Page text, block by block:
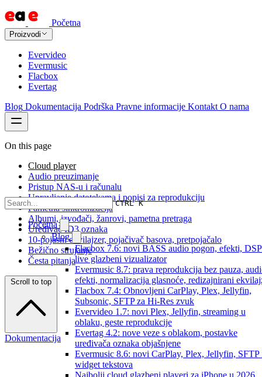
Početna
Proizvodi
Evervideo
Evermusic
Flacbox
Evertag
Blog Dokumentacija Podrška Pravne informacije Kontakt O nama
CTRL K
Početna
Blog
Flacbox 7.6: novi BASS audio pogon, efekti,
live glazbeni vizualizator
Evermusic 8.7: prava reprodukcija bez pauza,
efekti, normalizacija glasnoće, redizajnirani
Flacbox 7.4: Obnovljeni CarPlay, Plex, Jellyfin,
Subsonic, SFTP za Hi-Res zvuk
Evervideo 1.7: novi Plex, Jellyfin, streaming u
oblaku, geste reprodukcije
Evertag 4.2: nove veze s oblakom, postavke
uređivača oznaka objašnjene
Evermusic 8.6: novi CarPlay, Plex, Jellyfin, SFTP
widget tekstova
Najbolji cloud glazbeni playeri za iPhone u 2026
On this page
Cloud player
Audio preuzimanje
Pristup NAS-u i računalu
Upravljanje datotekama i popisi za reprodukciju
Pametna sinkronizacija
Albumi, izvođači, žanrovi, pametna pretraga
Uređivač ID3 oznaka
10-pojasni ekvilajzer, pojačivač basova, pretpojačalo
Bežično strujanje
Česta pitanja
Scroll to top
Dokumentacija